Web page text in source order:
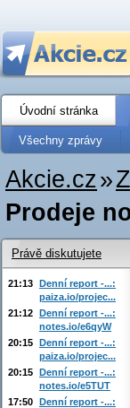
Úvodní stránka
Všechny zprávy
Akcie.cz»
Prodeje
Právě diskutujete
21:13 Denní report -...:
paiza.io/projec...
21:12 Denní report -...:
notes.io/e6qyW
20:15 Denní report -...:
paiza.io/projec...
20:15 Denní report -...:
notes.io/e5TUT
17:50 Denní report -...: